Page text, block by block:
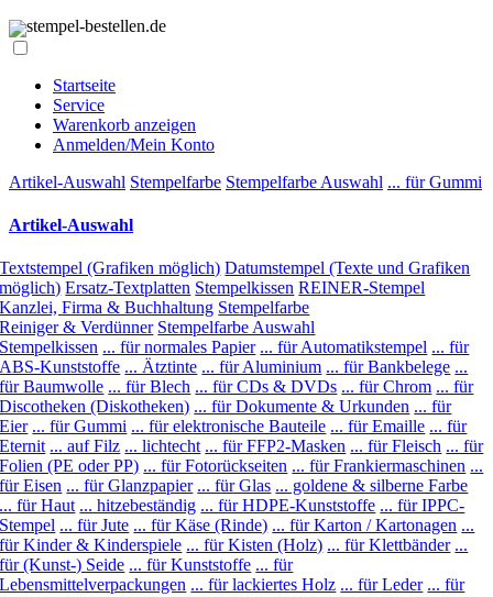
stempel-bestellen.de
Startseite
Service
Warenkorb anzeigen
Anmelden/Mein Konto
Artikel-Auswahl Stempelfarbe Stempelfarbe Auswahl ... für Gummi
Artikel-Auswahl
Textstempel (Grafiken möglich) Datumstempel (Texte und Grafiken
möglich) Ersatz-Textplatten Stempelkissen REINER-Stempel
Kanzlei, Firma & Buchhaltung Stempelfarbe
Reiniger & Verdünner Stempelfarbe Auswahl
Stempelkissen ... für normales Papier ... für Automatikstempel ... für
ABS-Kunststoffe ... Ätztinte ... für Aluminium ... für Bankbelege ...
für Baumwolle ... für Blech ... für CDs & DVDs ... für Chrom ... für
Discotheken (Diskotheken) ... für Dokumente & Urkunden ... für
Eier ... für Gummi ... für elektronische Bauteile ... für Emaille ... für
Eternit ... auf Filz ... lichtecht ... für FFP2-Masken ... für Fleisch ... für
Folien (PE oder PP) ... für Fotorückseiten ... für Frankiermaschinen ...
für Eisen ... für Glanzpapier ... für Glas ... goldene & silberne Farbe
... für Haut ... hitzebeständig ... für HDPE-Kunststoffe ... für IPPC-
Stempel ... für Jute ... für Käse (Rinde) ... für Karton / Kartonagen ...
für Kinder & Kinderspiele ... für Kisten (Holz) ... für Klettbänder ...
für (Kunst-) Seide ... für Kunststoffe ... für
Lebensmittelverpackungen ... für lackiertes Holz ... für Leder ... für